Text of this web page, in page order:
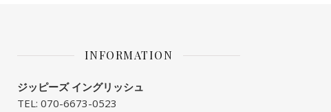
INFORMATION
ジッピーズ イングリッシュ
TEL: 070-6673-0523